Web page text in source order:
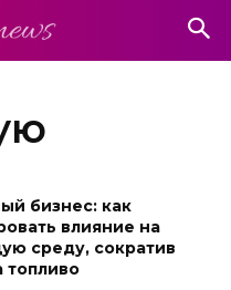
бизнес: как
влияние на
среду, сократив
топливо